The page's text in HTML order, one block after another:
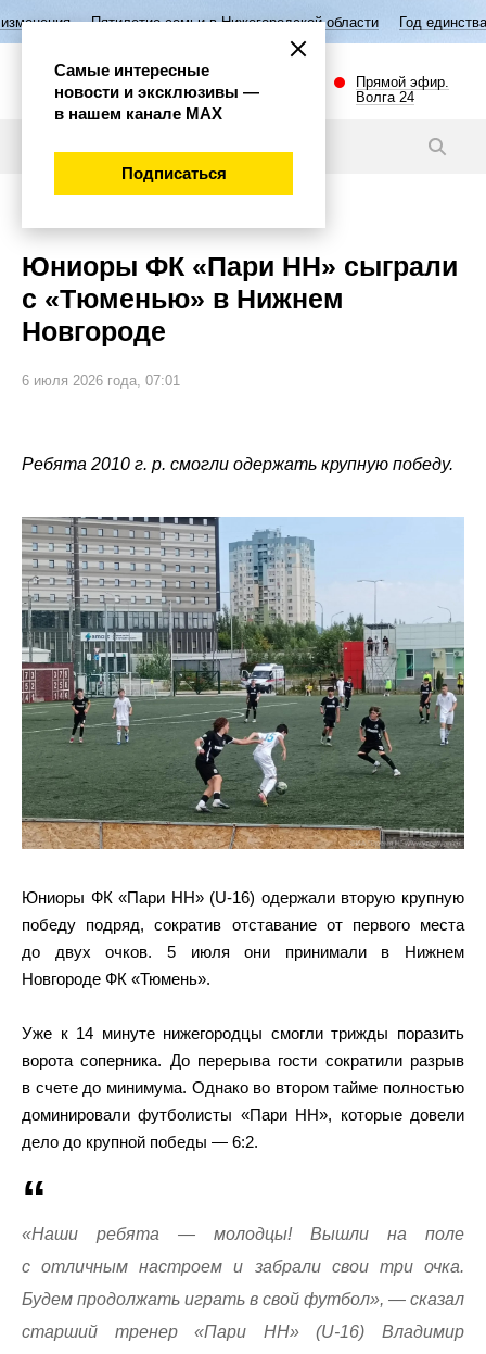
семьи в Нижегородской области Год единства народов России
Прямой эфир.
Волга 24
Юниоры ФК «Пари НН» сыграли
с «Тюменью» в Нижнем
Новгороде
6 июля 2026 года, 07:01
Ребята 2010 г. р. смогли одержать крупную победу.
Юниоры ФК «Пари НН» (U-16) одержали вторую крупную
победу подряд, сократив отставание от первого места
до двух очков. 5 июля они принимали в Нижнем
Новгороде ФК «Тюмень».
Уже к 14 минуте нижегородцы смогли трижды поразить
ворота соперника. До перерыва гости сократили разрыв
в счете до минимума. Однако во втором тайме полностью
доминировали футболисты «Пари НН», которые довели
дело до крупной победы — 6:2.
«Наши ребята — молодцы! Вышли на поле
с отличным настроем и забрали свои три очка.
Будем продолжать играть в свой футбол», — сказал
старший тренер «Пари НН» (U-16) Владимир
Самые интересные
новости и эксклюзивы —
в нашем канале МАХ
Подписаться